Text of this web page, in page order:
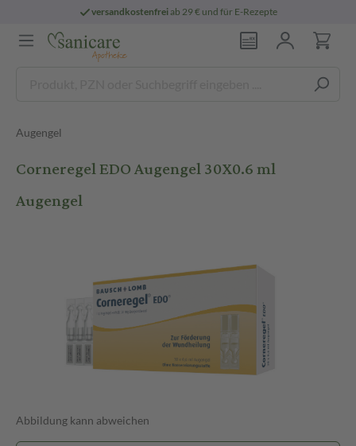
versandkostenfreiab 29 € und für E-Rezepte
Augengel
Corneregel EDO Augengel 30X0.6 ml
Augengel
Abbildung kann abweichen